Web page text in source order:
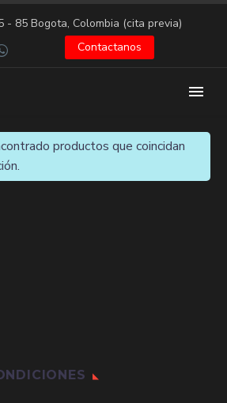
- 85 Bogota, Colombia (cita previa)
Contactanos
productos que coincidan